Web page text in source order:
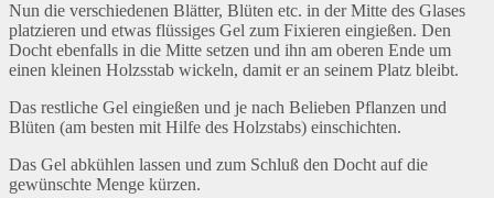
Nun die verschiedenen Blätter, Blüten etc. in der Mitte des Glases
platzieren und etwas flüssiges Gel zum Fixieren eingießen. Den
Docht ebenfalls in die Mitte setzen und ihn am oberen Ende um
einen kleinen Holzsstab wickeln, damit er an seinem Platz bleibt.
Das restliche Gel eingießen und je nach Belieben Pflanzen und
Blüten (am besten mit Hilfe des Holzstabs) einschichten.
Das Gel abkühlen lassen und zum Schluß den Docht auf die
gewünschte Menge kürzen.